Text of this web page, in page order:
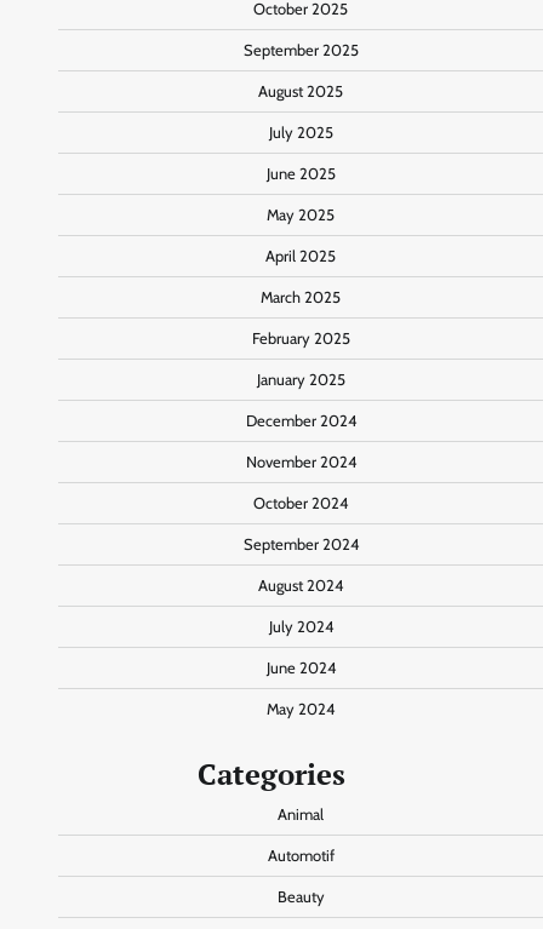
October 2025
September 2025
August 2025
July 2025
June 2025
May 2025
April 2025
March 2025
February 2025
January 2025
December 2024
November 2024
October 2024
September 2024
August 2024
July 2024
June 2024
May 2024
Categories
Animal
Automotif
Beauty